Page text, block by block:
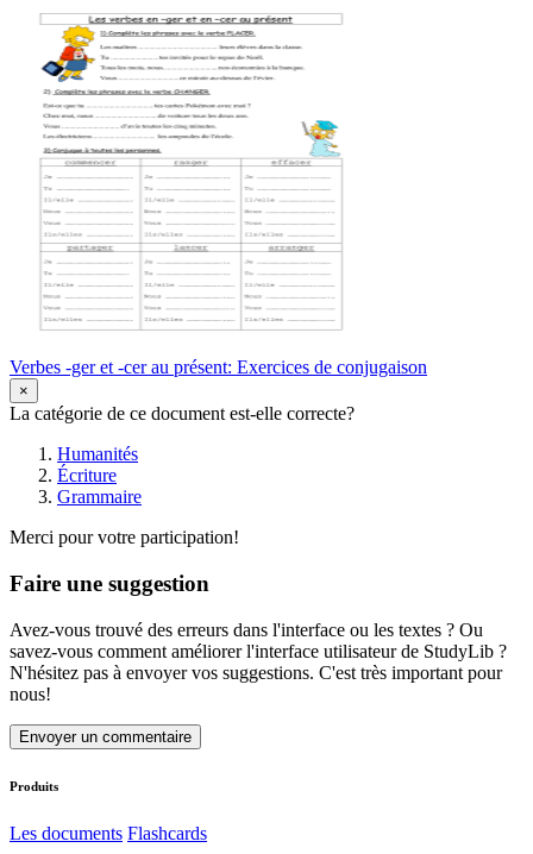
Verbes -ger et -cer au présent: Exercices de conjugaison
×
La catégorie de ce document est-elle correcte?
Humanités
Écriture
Grammaire
Merci pour votre participation!
Faire une suggestion
Avez-vous trouvé des erreurs dans l'interface ou les textes ? Ou
savez-vous comment améliorer l'interface utilisateur de StudyLib ?
N'hésitez pas à envoyer vos suggestions. C'est très important pour
nous!
Envoyer un commentaire
Produits
Les documents Flashcards